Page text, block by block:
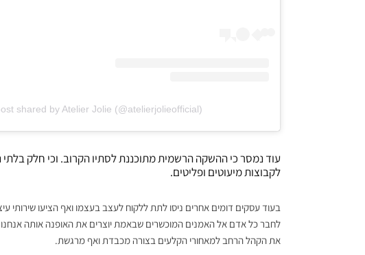
shared by Atelier Jolie (@atelierjolieofficial)
עוד נמסר כי ההשקה הרשמית מתוכננת לסתיו הקרוב. וכי חלק
לקבוצות מיעוטים ופליטים.
בעוד עסקים דומים אחרים ניסו לתת ללקוח לעצב בעצמו ואף הציעו שירותי
לחבר כל אדם אל האמנים המוכשרים שבאמת יוצרים את האופנה אותה אנחנו
את הקהל הרחב למאחורי הקלעים בצורה מכבדת ואף מרגשת.